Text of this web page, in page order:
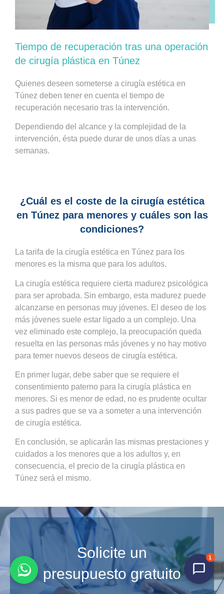
Tiempo de recuperación tras una operación
de cirugía plástica en Túnez
Quienes deseen someterse a cirugía estética en
Túnez deben tener en cuenta el tiempo de
recuperación necesario tras la intervención.
Dependiendo del alcance y la complejidad de la
intervención, ésta puede durar de unos días a unas
semanas.
¿Cuál es el coste de la cirugía estética
en Túnez para menores y cuáles son las
condiciones?
La tarifa de la cirugía estética en Túnez para los
menores es la misma que para los adultos.
La cirugía estética requiere cierta madurez psicológica
para ser aprobada. Sin embargo, esta madurez puede
alcanzarse en personas muy jóvenes. El deseo de los
más jóvenes suele estar ligado a un complejo. Una
vez eliminado este complejo, la preocupación queda
resuelta en las personas más jóvenes y no hay motivo
para temer nuevos deseos de cirugía estética.
En primer lugar, debe saber que se requiere el
consentimiento paterno para la cirugía plástica en
menores. Si es menor de edad, no es prudente ocultar
a sus padres que se va a someter a una intervención
de cirugía estética.
En conclusión, se aplicarán las mismas prestaciones y
cuidados a los menores que a los adultos y, en
consecuencia, el precio de la cirugía plástica en
Túnez será el mismo.
Solicite un
presupuesto gratuito
1